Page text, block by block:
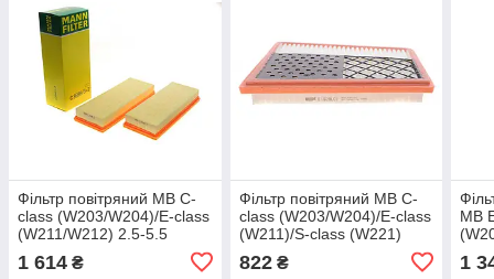
Фільтр повітряний MB C-
class (W203/W204)/E-class
(W211/W212) 2.5-5.5
M112/M113/M272 00-14 (к-
к C 3698/3-2 UA62
1 614 ₴
Фільтр повітряний MB C-
class (W203/W204)/E-class
(W211)/S-class (W221)
3.0CDI OM642 05-14 (L)
E1029L01 UA62
822₴
MB
1